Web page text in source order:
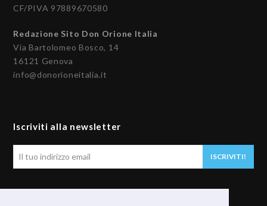
CF/PIVA 97889670580
Redazione Sito Don Orione Italia
Via Bartolomeo Bosco, 14
16121 Genova
info@donorioneitalia.it
Iscriviti alla newsletter
ISCRIVITI!